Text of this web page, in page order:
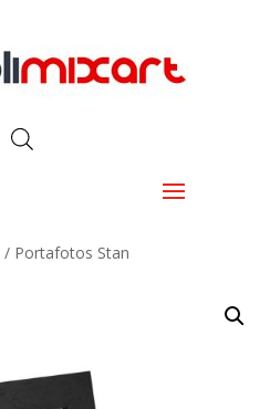
/ Portafotos Stan